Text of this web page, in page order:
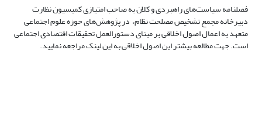
فصلنامه سیاست‌های راهبردی و کلان به صاحب امتیازی کمیسیون نظارت
دبیرخانه مجمع تشخیص مصلحت نظام، در پژوهش‌های حوزه علوم اجتماعی
متعهد به اعمال اصول اخلاقی بر مبنای دستورالعمل تحقیقات اقتصادی اجتماعی
است. جهت مطالعه بیشتر این اصول اخلاقی به این لینک مراجعه نمایید.